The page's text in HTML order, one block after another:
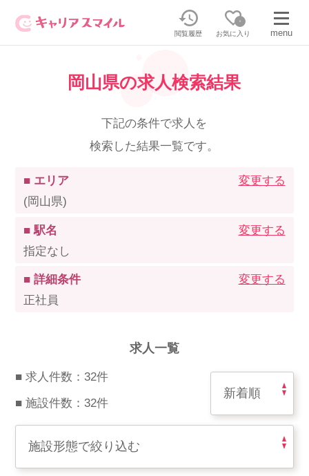
閲覧履歴
0
お気に入り menu
無料相談・お問い合わせはこちら
無料転職相談・お問い合わせの内容を
正社員／パートで働く
派遣で働く
介護の資格取得について
採用担当者様はこちら
正社員・パートの求人を探す
紹介会社を使うメリットについて
介護・看護のお仕事について
岡山県の求人検索結果
下記の条件で求人を
検索した結果一覧です。
■ エリア
(岡山県)
変更する
■ 駅名
指定なし
変更する
■ 詳細条件
正社員
変更する
求人一覧
■ 求人件数：32件
■ 施設件数：32件